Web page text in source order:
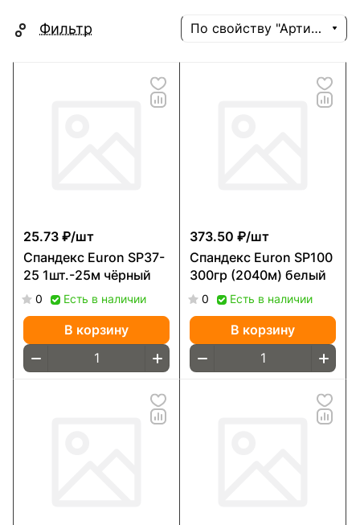
Фильтр По свойству "Артикул" (убывание)
25.73 ₽/шт
Спандекс Euron SP37-
25 1шт.-25м чёрный
0 Есть в наличии
В корзину
373.50 ₽/шт
Спандекс Euron SP100
300гр (2040м) белый
0 Есть в наличии
В корзину